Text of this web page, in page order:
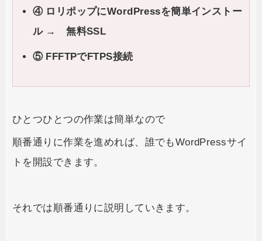
④ ロリポップにWordPressを簡単インストー
ル → 無料SSL
⑤ FFFTPでFTPS接続
ひとつひとつの作業は簡単なので
順番通りに作業を進めれば、誰でもWordPressサイ
トを開設できます。
それでは順番通りに説明していきます。